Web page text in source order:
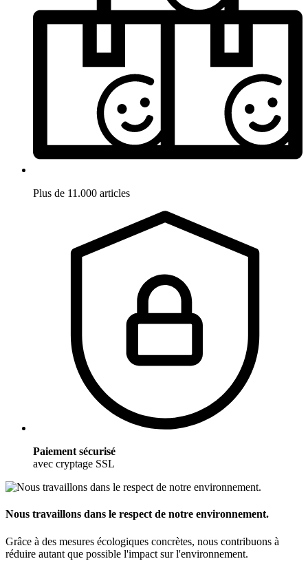
Plus de 11.000 articles
Paiement sécurisé
avec cryptage SSL
Nous travaillons dans le respect de notre environnement.
Grâce à des mesures écologiques concrètes, nous contribuons à
réduire autant que possible l'impact sur l'environnement.